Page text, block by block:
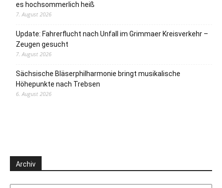
es hochsommerlich heiß
7. August 2026
Update: Fahrerflucht nach Unfall im Grimmaer Kreisverkehr –
Zeugen gesucht
7. August 2026
Sächsische Bläserphilharmonie bringt musikalische
Höhepunkte nach Trebsen
6. August 2026
Archiv
Archiv